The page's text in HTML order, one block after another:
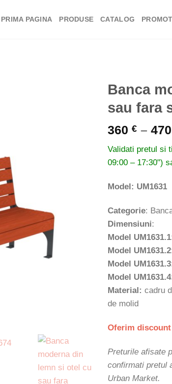
PRIMA PAGINA PRODUSE CATALOG
Banca
sau fara
360 € – 470
Validati pretul si
09:00 – 17:30")
Model: UM1631
Categorie:
Dimensiuni:
Model
Model
Model
Model
Material: cadru
de molid
Oferim
Preturile afisate
confirmati pretul
Urban Market.